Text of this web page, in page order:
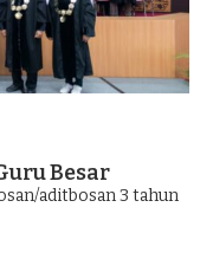
Besar
aditbosan3 tahun